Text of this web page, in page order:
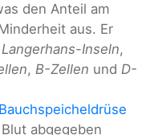
den Anteil am
aus. Er
Langerhans-Inseln,
, B-Zellen und D-
abgegeben